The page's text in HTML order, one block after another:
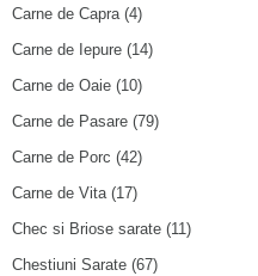
Carne de Capra(4)
Carne de Iepure (14)
Carne de Oaie (10)
Carne de Pasare (79)
Carne de Porc (42)
Carne de Vita(17)
Chec si Briose sarate (11)
Chestiuni Sarate (67)